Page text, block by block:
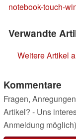
notebook-touch-
Verwandte
Weitere Artikel
Kommentare
Fragen,
Artikel? - Uns
Anmeldung